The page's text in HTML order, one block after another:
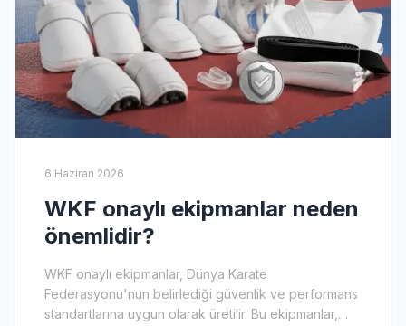
6 Haziran 2026
WKF onaylı ekipmanlar neden
önemlidir?
WKF onaylı ekipmanlar, Dünya Karate
Federasyonu'nun belirlediği güvenlik ve performans
standartlarına uygun olarak üretilir. Bu ekipmanlar,